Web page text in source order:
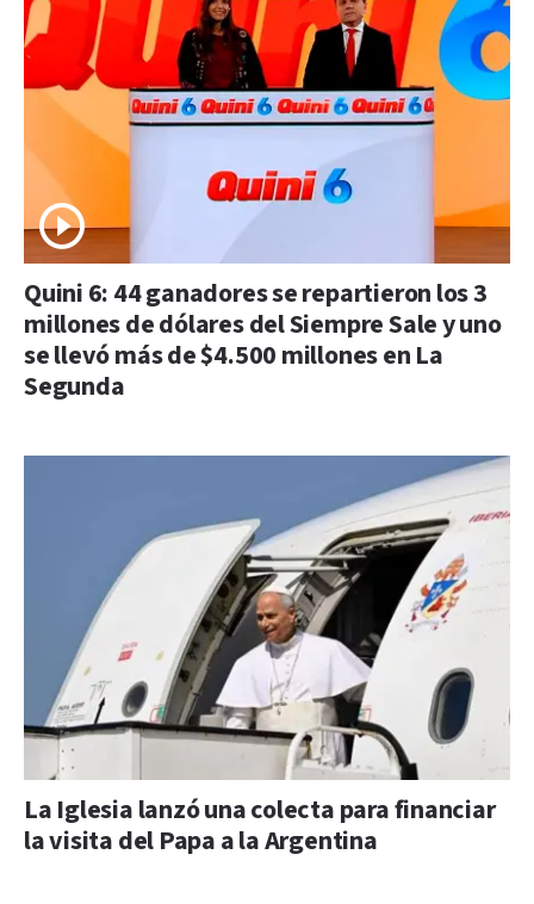
Quini 6: 44 ganadores se repartieron los 3
millones de dólares del Siempre Sale y uno
se llevó más de $4.500 millones en La
Segunda
La Iglesia lanzó una colecta para financiar
la visita del Papa a la Argentina